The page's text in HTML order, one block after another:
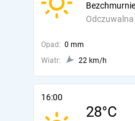
Odczuwalna
Opad: 0 mm
Wiatr:
22 km/h
16:00
28°C